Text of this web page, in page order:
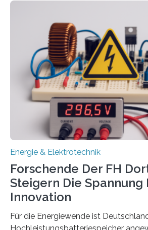
Energietechnologien werden vom
Sozialfonds Plus (ESF+) gefördert –
Gesamtsumme von mehr als zwei
Damit zählt die Hochschule zu den
Gewinnerinnen der aktuellen
Bayerischen
Mittelpunkt steht der direkte
wissenschaftliche Erkenntnisse
Energie & Elektrotechnik
Forschende Der FH
Steigern Die Spannung
Innovation
Für die Energiewende ist
Hochleistungsbatteriespeicher